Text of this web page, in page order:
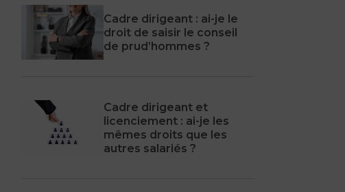
Cadre dirigeant : ai-je le
droit de saisir le conseil
de prud’hommes ?
Cadre dirigeant et
licenciement : ai-je les
mêmes droits que les
autres salariés ?